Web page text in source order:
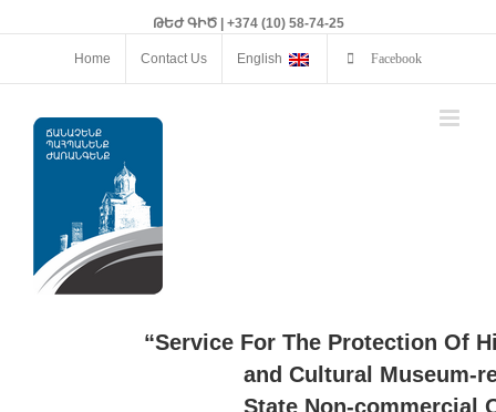
ԹԵԺ ԳԻԾ | +374 (10) 58-74-25
Home Contact Us English Facebook
“Service For The Protection Of
and Cultural Museum-
State Non-commercial